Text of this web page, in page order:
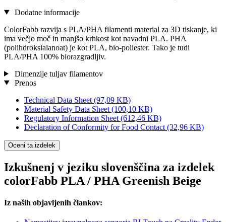
Dodatne informacije
ColorFabb razvija s PLA/PHA filamenti material za 3D tiskanje, ki
ima večjo moč in manjšo krhkost kot navadni PLA. PHA
(polihdroksialanoat) je kot PLA, bio-poliester. Tako je tudi
PLA/PHA 100% biorazgradljiv.
Dimenzije tuljav filamentov
Prenos
Technical Data Sheet (97,09 KB)
Material Safety Data Sheet (100,10 KB)
Regulatory Information Sheet (612,46 KB)
Declaration of Conformity for Food Contact (32,96 KB)
Oceni ta izdelek
Izkušnenj v jeziku slovenščina za izdelek
colorFabb PLA / PHA Greenish Beige
Iz naših objavljenih člankov: